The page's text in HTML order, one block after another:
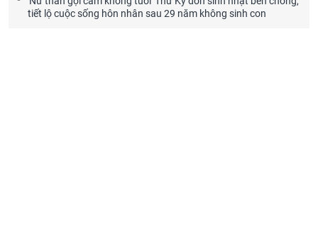
tiết lộ cuộc sống hôn nhân sau 29 năm không sinh con